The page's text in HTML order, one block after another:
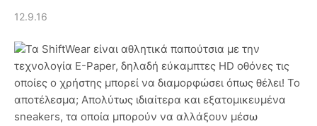
12.9.16
Τα ShiftWear είναι αθλητικά παπούτσια με την
τεχνολογία E-Paper, δηλαδή εύκαμπτες HD οθόνες τις
οποίες ο χρήστης μπορεί να διαμορφώσει όπως θέλει! Το
αποτέλεσμα; Απολύτως ιδιαίτερα και εξατομικευμένα
sneakers, τα οποία μπορούν να αλλάξουν μέσω